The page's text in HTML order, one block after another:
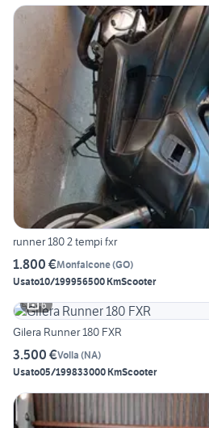
runner 180 2 tempi fxr
1.800 €Monfalcone(GO)
Usato10/199956500 KmScooter
6
Gilera Runner 180 FXR
3.500 €Volla (NA)
Usato05/199833000 KmScooter